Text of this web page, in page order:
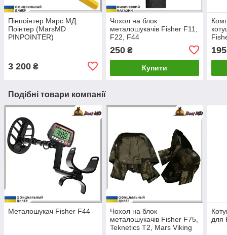
Пінпоінтер Марс МД
Поінтер (MarsMD
PINPOINTER)
3 200 ₴
Чохол на блок
металошукачів Fisher F11,
F22, F44
250₴
Купити
195
Подібні товари компанії
Металошукач Fisher F44
Чохол на блок
металошукачів Fisher F75,
Teknetics T2, Mars Viking
для